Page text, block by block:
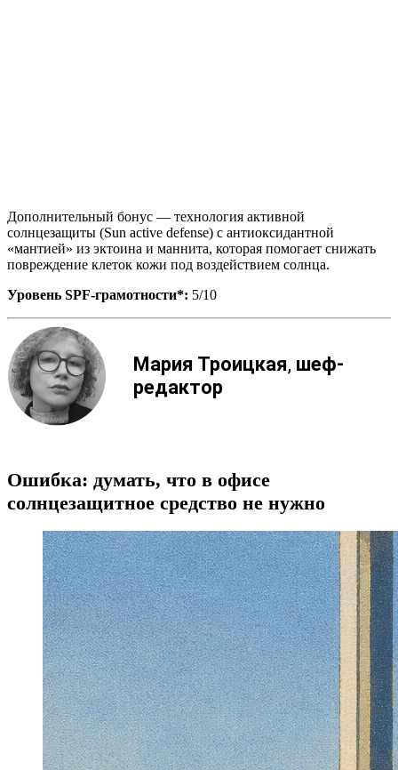
Дополнительный бонус — технология активной
солнцезащиты (Sun active defense) с антиоксидантной
«мантией» из эктоина и маннита, которая помогает снижать
повреждение клеток кожи под воздействием солнца.
Уровень SPF-грамотности*: 5/10
Мария Троицкая, шеф-
редактор
Ошибка: думать, что в офисе
солнцезащитное средство не нужно